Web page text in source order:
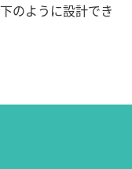
のように設計でき